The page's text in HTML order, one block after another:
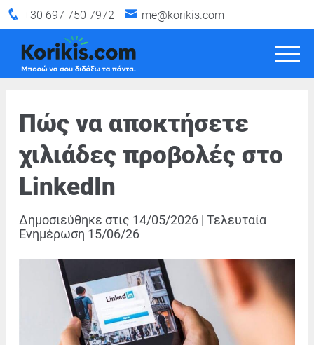
+30 697 750 7972 me@korikis.com
Πώς να αποκτήσετε
χιλιάδες προβολές στο
LinkedIn
Δημοσιεύθηκε στις 14/05/2026 | Τελευταία
Ενημέρωση 15/06/26